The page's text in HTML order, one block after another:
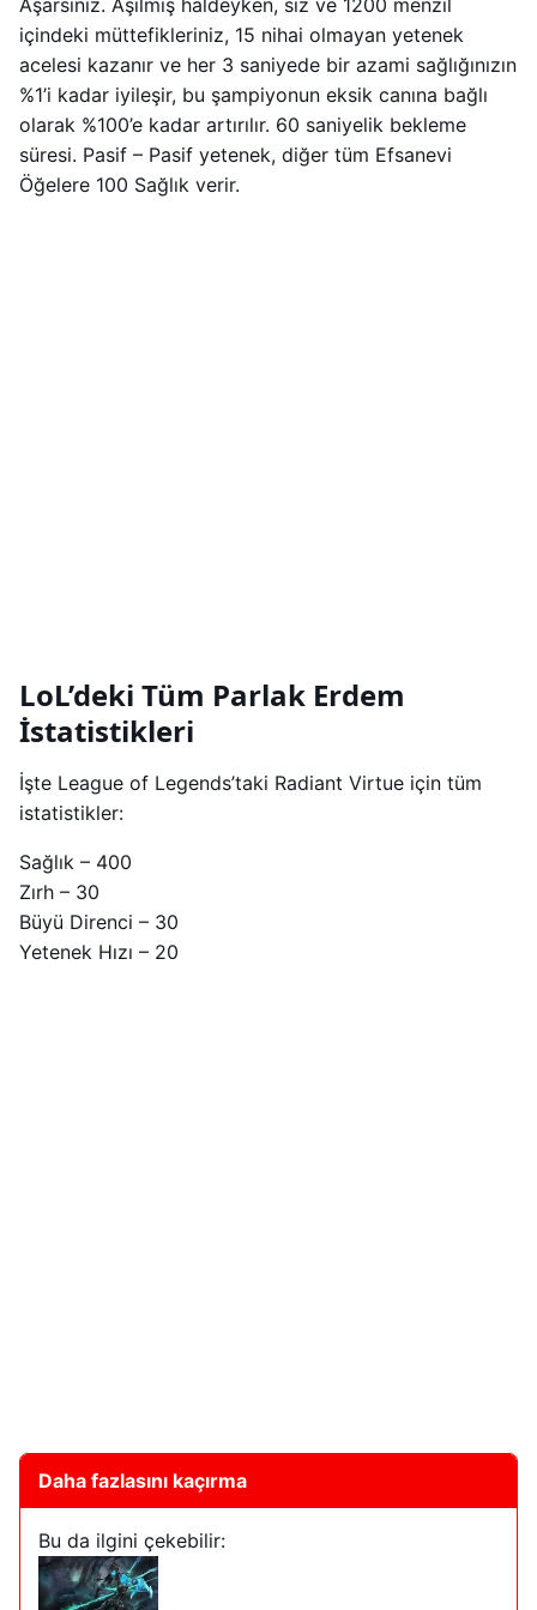
içindeki müttefikleriniz, 15 nihai olmayan yetenek
acelesi kazanır ve her 3 saniyede bir azami sağlığınızın
%1’i kadar iyileşir, bu şampiyonun eksik canına bağlı
olarak %100’e kadar artırılır. 60 saniyelik bekleme
süresi. Pasif – Pasif yetenek, diğer tüm Efsanevi
Öğelere 100 Sağlık verir.
LoL’deki Tüm Parlak Erdem
İstatistikleri
İşte League of Legends’taki Radiant Virtue için tüm
istatistikler:
Sağlık – 400
Zırh – 30
Büyü Direnci – 30
Yetenek Hızı – 20
Daha fazlasını kaçırma
Bu da ilgini çekebilir: